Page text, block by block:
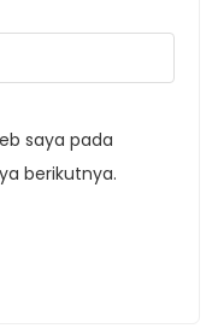
saya pada
berikutnya.